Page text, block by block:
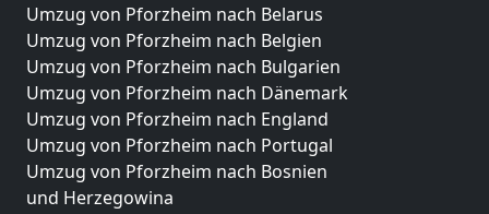
Umzug von Pforzheim nach Belarus
Umzug von Pforzheim nach Belgien
Umzug von Pforzheim nach Bulgarien
Umzug von Pforzheim nach Dänemark
Umzug von Pforzheim nach England
Umzug von Pforzheim nach Portugal
Umzug von Pforzheim nach Bosnien
und Herzegowina